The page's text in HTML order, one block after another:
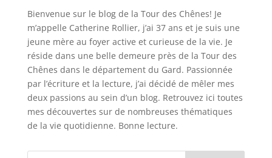
Bienvenue sur le blog de la Tour des Chênes! Je
m’appelle Catherine Rollier, j’ai 37 ans et je suis une
jeune mère au foyer active et curieuse de la vie. Je
réside dans une belle demeure près de la Tour des
Chênes dans le département du Gard. Passionnée
par l’écriture et la lecture, j’ai décidé de mêler mes
deux passions au sein d’un blog. Retrouvez ici toutes
mes découvertes sur de nombreuses thématiques
de la vie quotidienne. Bonne lecture.